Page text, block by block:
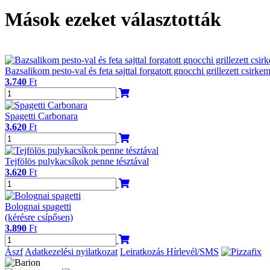
Mások ezeket választották
Bazsalikom pesto-val és feta sajttal forgatott gnocchi grillezett
3.740 Ft
Spagetti Carbonara
3.620 Ft
Tejfölös pulykacsíkok penne tésztával
3.620 Ft
Bolognai spagetti
(kérésre csípősen)
3.890 Ft
Ászf Adatkezelési nyilatkozat Leiratkozás Hírlevél/SMS